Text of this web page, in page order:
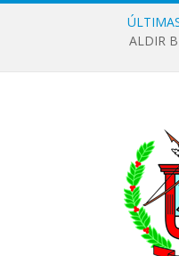
ALDIR